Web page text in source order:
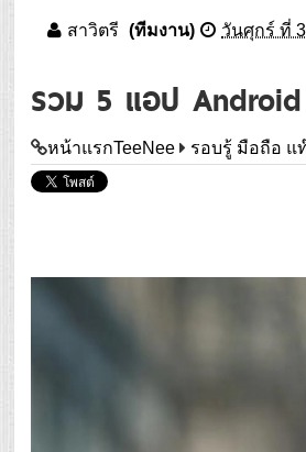
สาวิตรี (ทีมงาน) วันศุกร์ ที่
รวม 5 แอป
หน้าแรกTeeNee รอบรู้ มือถือ แ